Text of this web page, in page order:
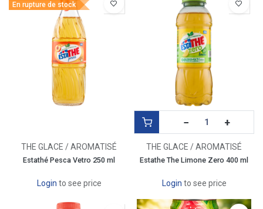
En rupture de stock
THE GLACE / AROMATISÉ
Estathé Pesca Vetro 250 ml
Login to see price
− +
THE GLACE / AROMATISÉ
Estathe The Limone Zero 400 ml
Login to see price